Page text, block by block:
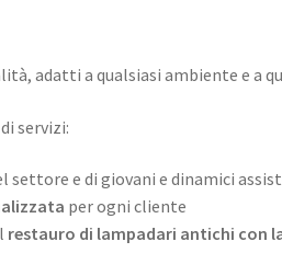
adatti a qualsiasi ambiente e a
servizi:
settore e di giovani e dinamici
per ogni cliente
restauro di lampadari antichi con